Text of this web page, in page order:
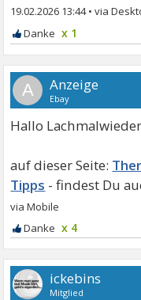
19.02.2026 13:44•
x 1
A
Hallo
Tipps
x 4
ickebins
Mitglied